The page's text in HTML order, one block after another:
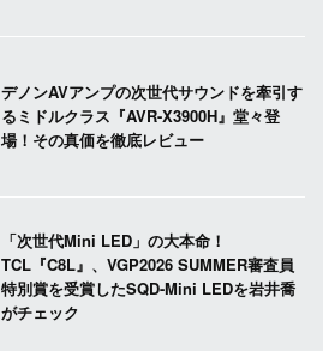
デノンAVアンプの次世代サウンドを牽引す
るミドルクラス『AVR-X3900H』堂々登
場！その真価を徹底レビュー
「次世代Mini LED」の大本命！
TCL『C8L』、VGP2026 SUMMER審査員
特別賞を受賞したSQD-Mini LEDを岩井喬
がチェック